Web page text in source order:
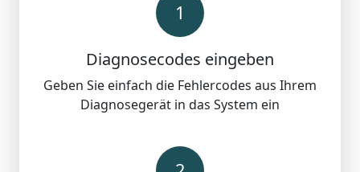
1
Diagnosecodes eingeben
Geben Sie einfach die Fehlercodes aus Ihrem
Diagnosegerät in das System ein